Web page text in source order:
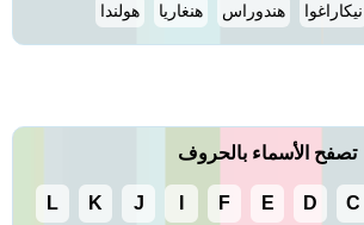
نيكاراغوا هندوراس هنغاريا هولندا
تصفح الأسماء بالحروف
C
D
E
F
J
K
L